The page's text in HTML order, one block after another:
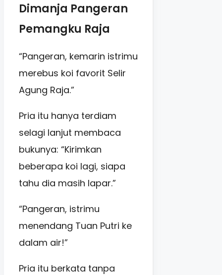
Dimanja Pangeran
Pemangku Raja
“Pangeran, kemarin istrimu
merebus koi favorit Selir
Agung Raja.”
Pria itu hanya terdiam
selagi lanjut membaca
bukunya: “Kirimkan
beberapa koi lagi, siapa
tahu dia masih lapar.”
“Pangeran, istrimu
menendang Tuan Putri ke
dalam air!”
Pria itu berkata tanpa